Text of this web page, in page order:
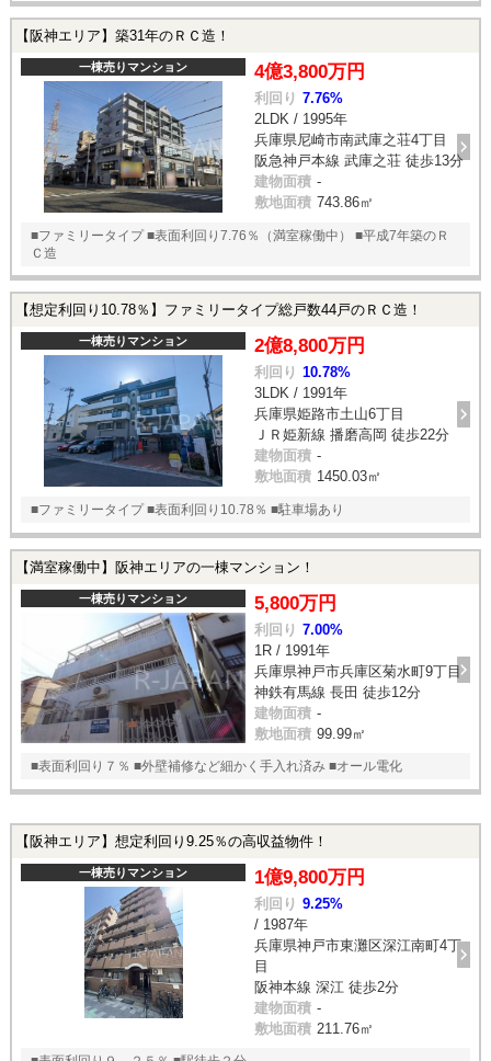
【阪神エリア】築31年のＲＣ造！
一棟売りマンション 4億3,800万円
利回り 7.76%
2LDK / 1995年
兵庫県尼崎市南武庫之荘4丁目
阪急神戸本線 武庫之荘 徒歩13分
建物面積 -
敷地面積 743.86㎡
■ファミリータイプ ■表面利回り7.76％（満室稼働中） ■平成7年築のＲ
Ｃ造
【想定利回り10.78％】ファミリータイプ総戸数44戸のＲＣ造！
一棟売りマンション 2億8,800万円
利回り 10.78%
3LDK / 1991年
兵庫県姫路市土山6丁目
ＪＲ姫新線 播磨高岡 徒歩22分
建物面積 -
敷地面積 1450.03㎡
■ファミリータイプ ■表面利回り10.78％ ■駐車場あり
【満室稼働中】阪神エリアの一棟マンション！
一棟売りマンション 5,800万円
利回り 7.00%
1R / 1991年
兵庫県神戸市兵庫区菊水町9丁目
神鉄有馬線 長田 徒歩12分
建物面積 -
敷地面積 99.99㎡
■表面利回り７％ ■外壁補修など細かく手入れ済み ■オール電化
【阪神エリア】想定利回り9.25％の高収益物件！
一棟売りマンション 1億9,800万円
利回り 9.25%
/ 1987年
兵庫県神戸市東灘区深江南町4丁
目
阪神本線 深江 徒歩2分
建物面積 -
敷地面積 211.76㎡